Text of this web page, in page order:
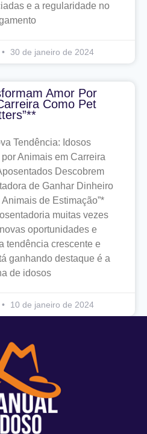
e a regularidade no
30 de janeiro de 2024
Amor Por
Como Pet
Tendência: Idosos
Animais em Carreira
Descobrem
de Ganhar Dinheiro
de Estimação”*
muitas vezes
oportunidades e
tendência crescente e
ganhando destaque é a
de idosos
10 de janeiro de 2024